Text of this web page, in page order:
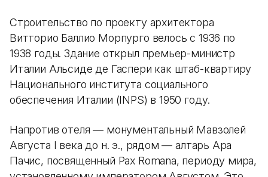
Строительство по проекту архитектора
Витторио Баллио Морпурго велось с 1936 по
1938 годы. Здание открыл премьер-министр
Италии Альсиде де Гаспери как штаб-квартиру
Национального института социального
обеспечения Италии (INPS) в 1950 году.
Напротив отеля — монументальный Мавзолей
Августа I века до н. э., рядом — алтарь Ара
Пачис, посвященный Pax Romana, периоду мира,